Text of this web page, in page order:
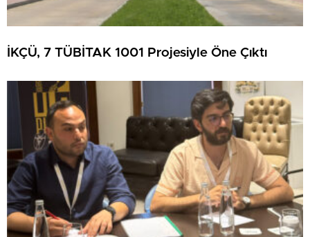
İKÇÜ, 7 TÜBİTAK 1001 Projesiyle Öne Çıktı